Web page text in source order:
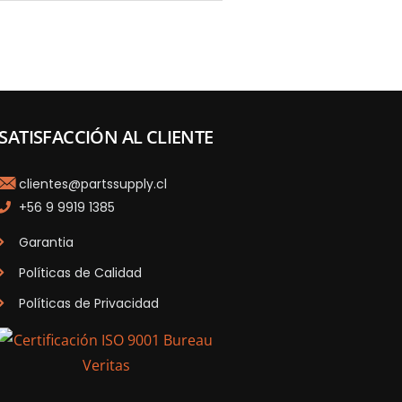
AL CLIENTE
clientes@partssupply.cl
+56 9 9919 1385
Garantia
Políticas de Calidad
Políticas de Privacidad